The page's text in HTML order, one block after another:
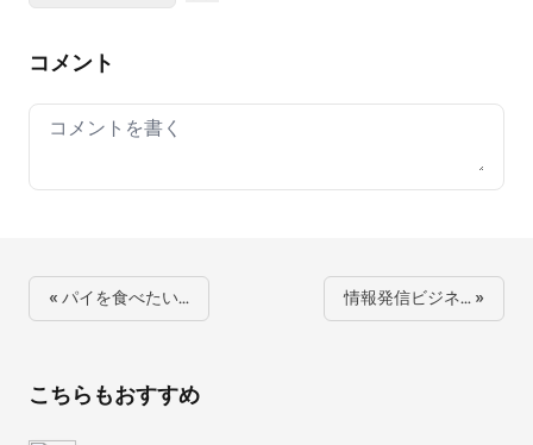
コメント
Your comment
« パイを食べたい… 情報発信ビジネ… »
こちらもおすすめ